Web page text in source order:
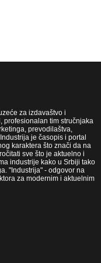
za izdavaštvo i
profesionalan tim stručnjaka
prevodilaštva,
je časopis i portal
karaktera što znači da na
sve što je aktuelno i
industrije kako u Srbiji tako
"Industrija" - odgovor na
za modernim i aktuelnim